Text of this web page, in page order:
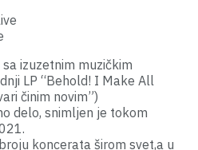
izuzetnim muzičkim
LP “Behold! I Make All
činim novim”)
delo, snimljen je tokom
koncerata širom svet,a u